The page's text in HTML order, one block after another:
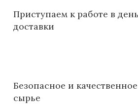
Приступаем к работе в день
доставки
Безопасное и качественное
сырье